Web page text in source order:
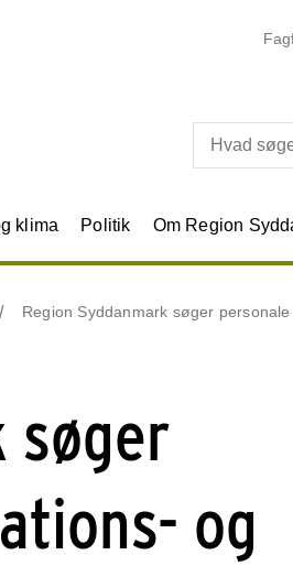
klima Politik Om Region
Region Syddanmark søger
søger
og